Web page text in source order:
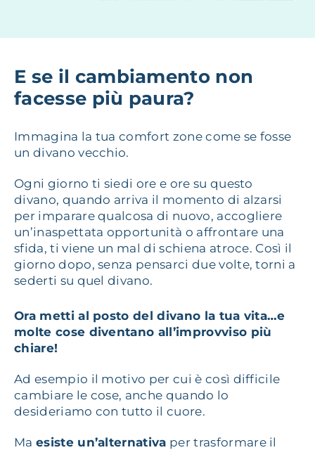
E se il cambiamento non
facesse più paura?
Immagina la tua comfort zone come se fosse
un divano vecchio.
Ogni giorno ti siedi ore e ore su questo
divano, quando arriva il momento di alzarsi
per imparare qualcosa di nuovo, accogliere
un’inaspettata opportunità o affrontare una
sfida, ti viene un mal di schiena atroce. Così il
giorno dopo, senza pensarci due volte, torni a
sederti su quel divano.
Ora metti al posto del divano la tua vita…e
molte cose diventano all’improvviso più
chiare!
Ad esempio il motivo per cui è così difficile
cambiare le cose, anche quando lo
desideriamo con tutto il cuore.
Ma esiste un’alternativa per trasformare il